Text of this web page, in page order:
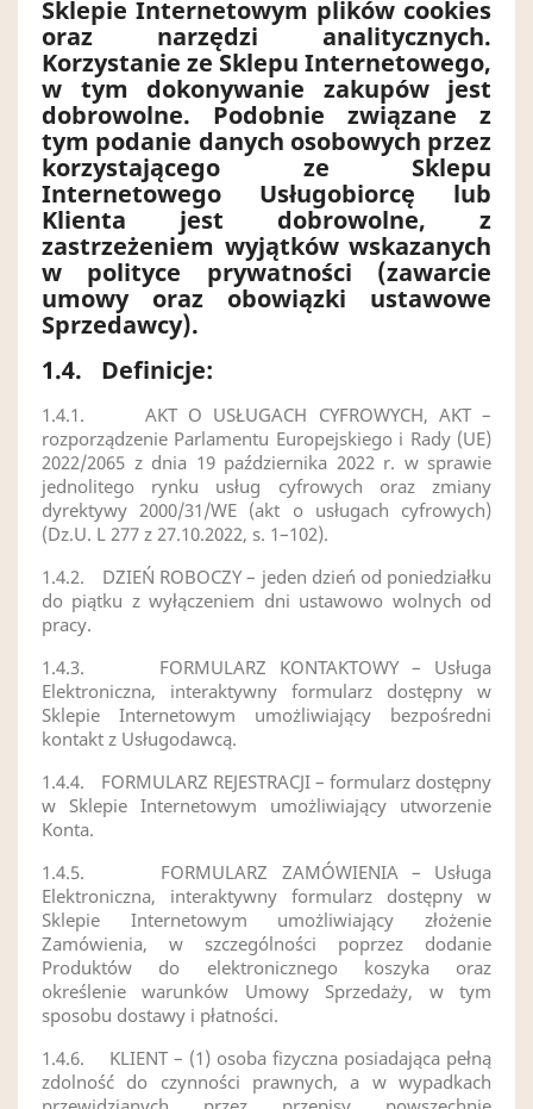
Sklepie Internetowym plików cookies
oraz narzędzi analitycznych.
Korzystanie ze Sklepu Internetowego,
w tym dokonywanie zakupów jest
dobrowolne. Podobnie związane z
tym podanie danych osobowych przez
korzystającego ze Sklepu
Internetowego Usługobiorcę lub
Klienta jest dobrowolne, z
zastrzeżeniem wyjątków wskazanych
w polityce prywatności (zawarcie
umowy oraz obowiązki ustawowe
Sprzedawcy).
1.4.
Definicje:
1.4.1.
AKT O USŁUGACH CYFROWYCH, AKT –
rozporządzenie Parlamentu Europejskiego i Rady (UE)
2022/2065 z dnia 19 października 2022 r. w sprawie
jednolitego rynku usług cyfrowych oraz zmiany
dyrektywy 2000/31/WE (akt o usługach cyfrowych)
(Dz.U. L 277 z 27.10.2022, s. 1–102).
1.4.2.
DZIEŃ ROBOCZY – jeden dzień od poniedziałku
do piątku z wyłączeniem dni ustawowo wolnych od
pracy.
1.4.3.
FORMULARZ KONTAKTOWY – Usługa
Elektroniczna, interaktywny formularz dostępny w
Sklepie Internetowym umożliwiający bezpośredni
kontakt z Usługodawcą.
1.4.4.
FORMULARZ REJESTRACJI – formularz dostępny
w Sklepie Internetowym umożliwiający utworzenie
Konta.
1.4.5.
FORMULARZ ZAMÓWIENIA – Usługa
Elektroniczna, interaktywny formularz dostępny w
Sklepie Internetowym umożliwiający złożenie
Zamówienia, w szczególności poprzez dodanie
Produktów do elektronicznego koszyka oraz
określenie warunków Umowy Sprzedaży, w tym
sposobu dostawy i płatności.
1.4.6.
KLIENT – (1) osoba fizyczna posiadająca pełną
zdolność do czynności prawnych, a w wypadkach